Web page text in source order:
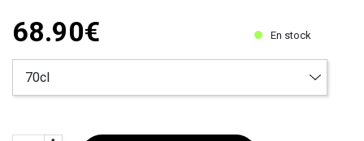
68.90€ En stock